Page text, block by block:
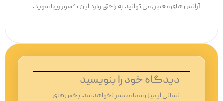
آژانس ‌های معتبر، می ‌توانید به راحتی وارد این کشور زیبا شوید.
دیدگاه‌ خود را بنویسید
نشانی ایمیل شما منتشر نخواهد شد.بخش‌های